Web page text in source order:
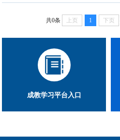
共0条 上页 1 下页
成教学习平台入口